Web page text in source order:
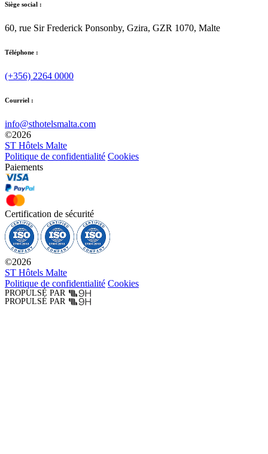
Siège social :
60, rue Sir Frederick Ponsonby, Gzira, GZR 1070, Malte
Téléphone :
(+356) 2264 0000
Courriel :
info@sthotelsmalta.com
©2026
ST Hôtels Malte
Politique de confidentialité Cookies
Paiements
Certification de sécurité
©2026
ST Hôtels Malte
Politique de confidentialité Cookies
PROPULSÉ PAR
PROPULSÉ PAR